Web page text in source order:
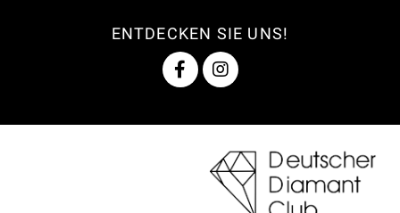
ENTDECKEN SIE UNS!